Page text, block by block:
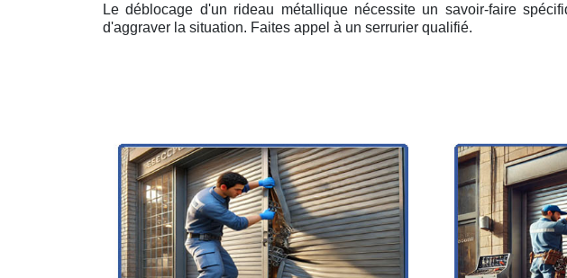
Le déblocage d'un rideau métallique nécessite un savoir-faire
d'aggraver la situation. Faites appel à un serrurier qualifié.